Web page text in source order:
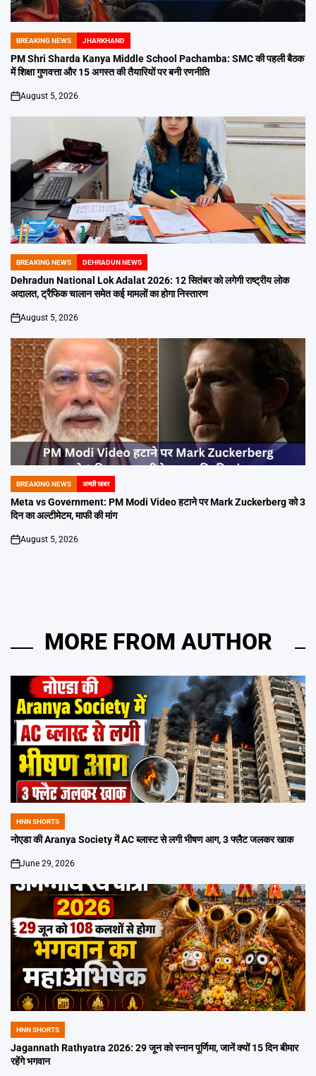
POSTED
IN
BREAKING NEWS JHARKHAND
PM Shri Sharda Kanya Middle School Pachamba: SMC की पहली बैठक
में शिक्षा गुणवत्ता और 15 अगस्त की तैयारियों पर बनी रणनीति
on
August 5, 2026
POSTED
IN
BREAKING NEWS DEHRADUN NEWS
Dehradun National Lok Adalat 2026: 12 सितंबर को लगेगी राष्ट्रीय लोक
अदालत, ट्रैफिक चालान समेत कई मामलों का होगा निस्तारण
on
August 5, 2026
POSTED
IN
BREAKING NEWS अच्छी खबर
Meta vs Government: PM Modi Video हटाने पर Mark Zuckerberg को 3
दिन का अल्टीमेटम, माफी की मांग
on
August 5, 2026
MORE FROM AUTHOR
POSTED
IN
HNN SHORTS
नोएडा की Aranya Society में AC ब्लास्ट से लगी भीषण आग, 3 फ्लैट जलकर खाक
on
June 29, 2026
POSTED
IN
HNN SHORTS
Jagannath Rathyatra 2026: 29 जून को स्नान पूर्णिमा, जानें क्यों 15 दिन बीमार
रहेंगे भगवान